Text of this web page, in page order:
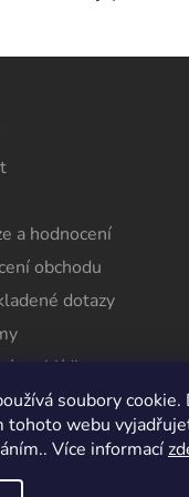
soubory cookie.
tohoto webu
Více informací
a hodnocení
obchodu
dotazy
prohlídka